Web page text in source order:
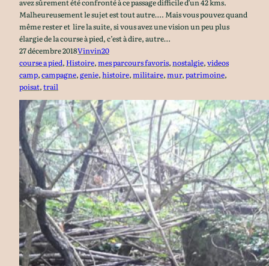
avez sûrement été confronté à ce passage difficile d’un 42 kms.
Malheureusement le sujet est tout autre…. Mais vous pouvez quand
même rester et lire la suite, si vous avez une vision un peu plus
élargie de la course à pied, c’est à dire, autre…
27 décembre 2018Vinvin20
course a pied, Histoire, mes parcours favoris, nostalgie, videos
camp, campagne, genie, histoire, militaire, mur, patrimoine
poisat, trail